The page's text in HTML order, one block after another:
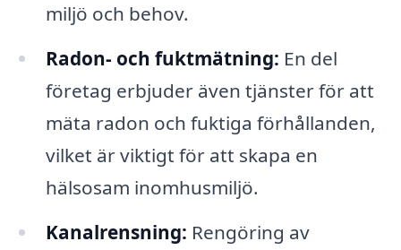
miljö och behov.
Radon- och fuktmätning: En del
företag erbjuder även tjänster för att
mäta radon och fuktiga förhållanden,
vilket är viktigt för att skapa en
hälsosam inomhusmiljö.
Kanalrensning: Rengöring av